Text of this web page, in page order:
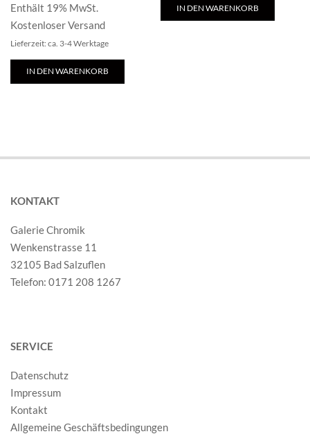
Enthält 19% MwSt.
Kostenloser Versand
Lieferzeit: ca. 3-4 Werktage
IN DEN WARENKORB
IN DEN WARENKORB
KONTAKT
Galerie Chromik
Wenkenstrasse 11
32105 Bad Salzuflen
Telefon: 0171 208 1267
SERVICE
Datenschutz
Impressum
Kontakt
Allgemeine Geschäftsbedingungen